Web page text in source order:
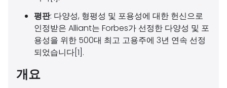
평판: 다양성, 형평성 및 포용성에 대한 헌신으로
인정받은 Alliant는 Forbes가 선정한 다양성 및 포
용성을 위한 500대 최고 고용주에 3년 연속 선정
되었습니다[1].
개요